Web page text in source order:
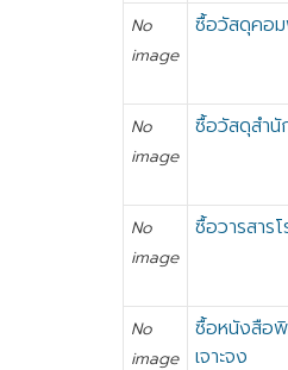
No
image
ซื้อวัสดุคอม
No
image
ซื้อวัสดุสำนั
No
image
ซื้อวารสาร
No
image
ซื้อหนังสือพิ
เจาะจง